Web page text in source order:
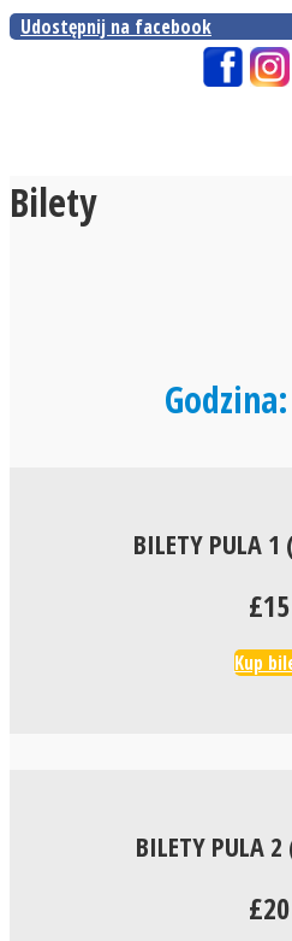
Udostępnij na facebook
Bilety
BILETY PULA
£15
Kup
BILETY PULA
£20